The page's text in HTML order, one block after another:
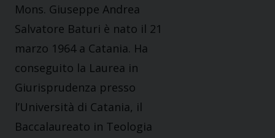
Mons. Giuseppe Andrea
Salvatore Baturi è nato il 21
marzo 1964 a Catania. Ha
conseguito la Laurea in
Giurisprudenza presso
l’Università di Catania, il
Baccalaureato in Teologia